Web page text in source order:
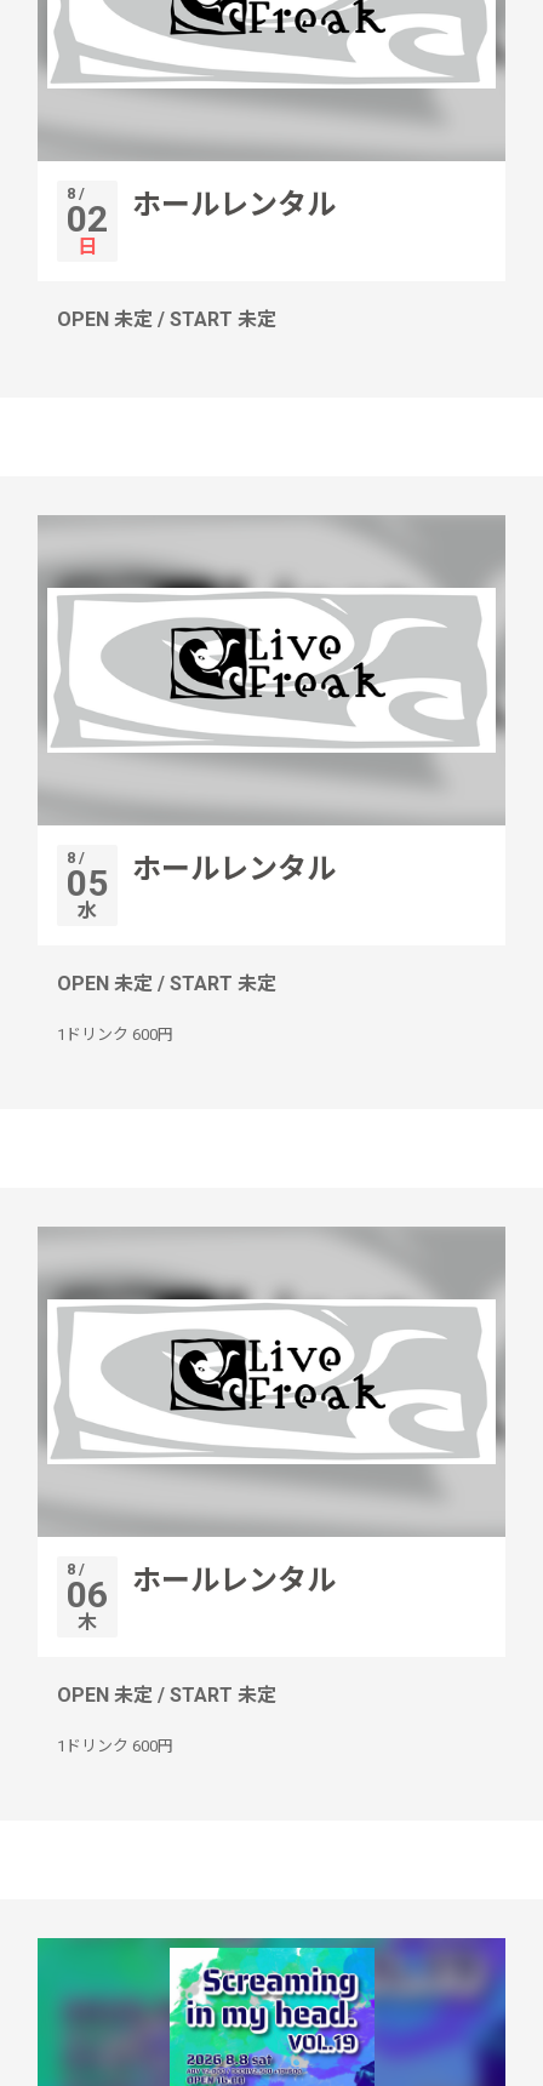
8 /
02
日
ホールレンタル
OPEN 未定 / START 未定
8 /
05
水
ホールレンタル
OPEN 未定 / START 未定
1ドリンク 600円
8 /
06
木
ホールレンタル
OPEN 未定 / START 未定
1ドリンク 600円